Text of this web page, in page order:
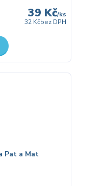
39 Kč/ks
32 Kčbez DPH